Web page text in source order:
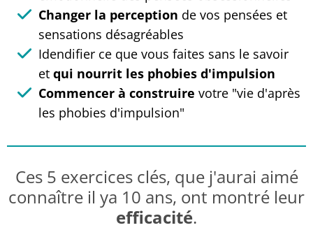
Changer la perception de vos pensées et
sensations désagréables
Idendifier ce que vous faites sans le savoir
et qui nourrit les phobies d'impulsion
Commencer à construire votre "vie d'après
les phobies d'impulsion"
Ces 5 exercices clés, que j'aurai aimé
connaître il ya 10 ans, ont montré leur
efficacité.